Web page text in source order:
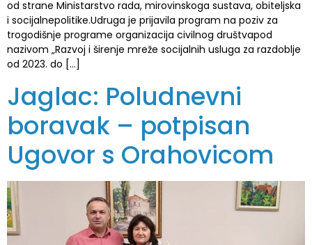
od strane Ministarstvo rada, mirovinskoga sustava, obiteljska
i socijalnepolitike.Udruga je prijavila program na poziv za
trogodišnje programe organizacija civilnog društvapod
nazivom „Razvoj i širenje mreže socijalnih usluga za razdoblje
od 2023. do […]
Jaglac: Poludnevni
boravak – potpisan
Ugovor s Orahovicom